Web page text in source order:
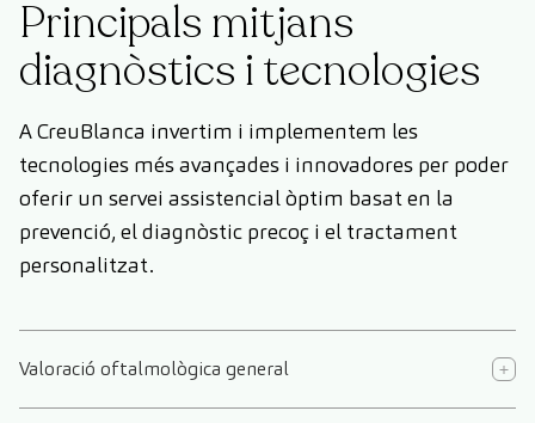
Principals mitjans
diagnòstics i tecnologies
A CreuBlanca invertim i implementem les
tecnologies més avançades i innovadores per poder
oferir un servei assistencial òptim basat en la
prevenció, el diagnòstic precoç i el tractament
personalitzat.
Valoració oftalmològica general